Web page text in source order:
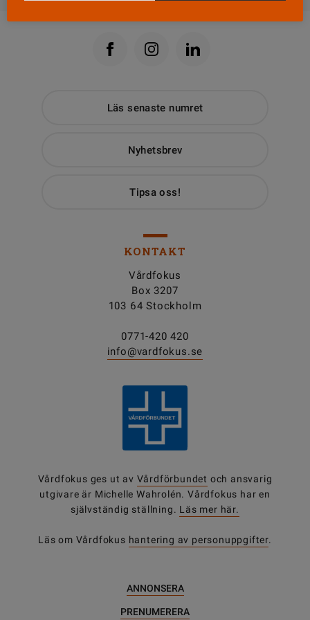
Läs senaste numret
Nyhetsbrev
Tipsa oss!
KONTAKT
Vårdfokus
Box 3207
103 64 Stockholm
0771-420 420
info@vardfokus.se
Vårdfokus ges ut av Vårdförbundet och ansvarig
utgivare är Michelle Wahrolén. Vårdfokus har en
självständig ställning. Läs mer här.
Läs om Vårdfokus hantering av personuppgifter.
ANNONSERA
PRENUMERERA